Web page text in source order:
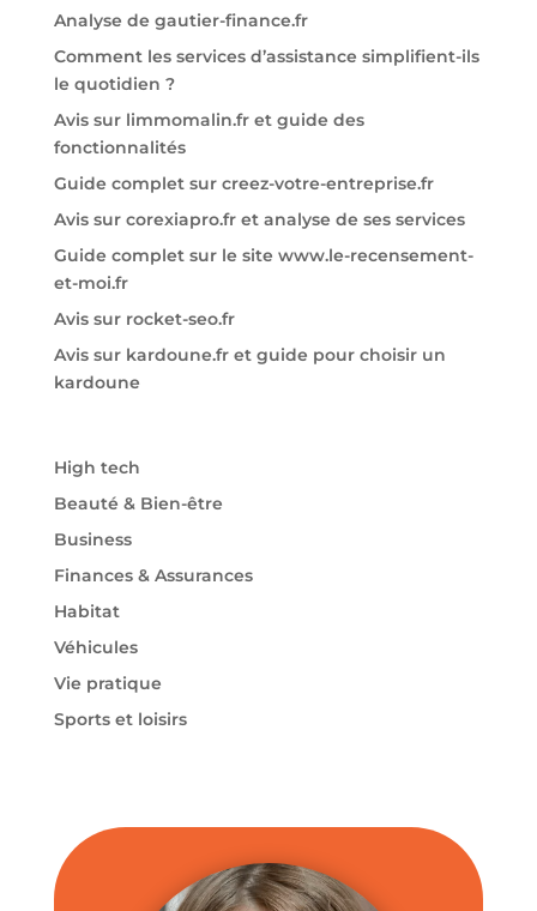
Analyse de gautier-finance.fr
Comment les services d’assistance simplifient-ils
le quotidien ?
Avis sur limmomalin.fr et guide des
fonctionnalités
Guide complet sur creez-votre-entreprise.fr
Avis sur corexiapro.fr et analyse de ses services
Guide complet sur le site www.le-recensement-
et-moi.fr
Avis sur rocket-seo.fr
Avis sur kardoune.fr et guide pour choisir un
kardoune
High tech
Beauté & Bien-être
Business
Finances & Assurances
Habitat
Véhicules
Vie pratique
Sports et loisirs